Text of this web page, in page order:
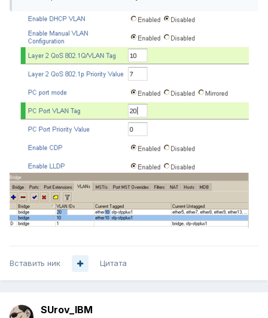
Вставить ник Цитата
SUrov_IBM